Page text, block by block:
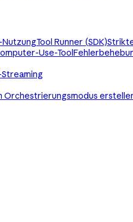
NutzungTool Runner (SDK)
Use-Tool
Orchestrierungsmodus